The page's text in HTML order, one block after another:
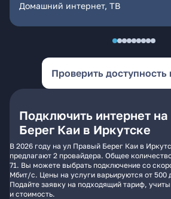
Домашний интернет, ТВ
Проверить доступность
Подключить интернет
Берег Каи в Иркутске
В 2026 году на ул Правый Берег Каи в
предлагают 2 провайдера. Общее
71. Вы можете выбрать подключение со
Мбит/с. Цены на услуги варьируются от 500
Подайте заявку на подходящий тариф,
и стоимость.